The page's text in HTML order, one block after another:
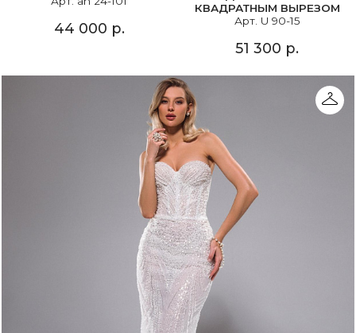
44 000 р.
КВАДРАТНЫМ ВЫРЕЗОМ
Арт. U 90-15
51 300 р.